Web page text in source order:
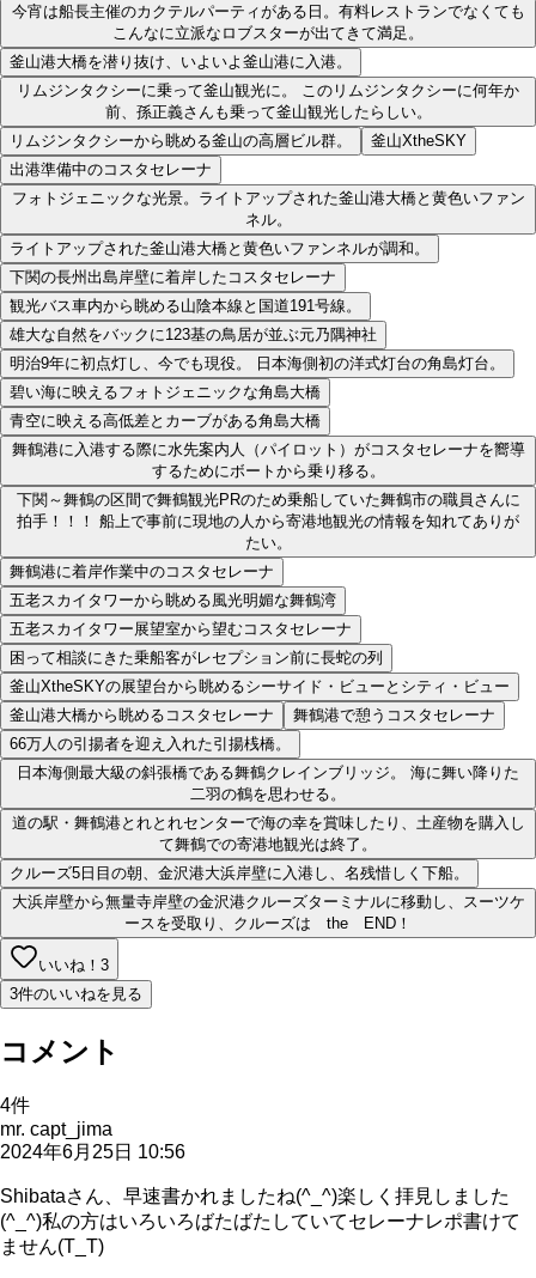
今宵は船長主催のカクテルパーティがある日。有料レストランでなくても
こんなに立派なロブスターが出てきて満足。
釜山港大橋を潜り抜け、いよいよ釜山港に入港。
リムジンタクシーに乗って釜山観光に。 このリムジンタクシーに何年か
前、孫正義さんも乗って釜山観光したらしい。
リムジンタクシーから眺める釜山の高層ビル群。
釜山XtheSKY
出港準備中のコスタセレーナ
フォトジェニックな光景。ライトアップされた釜山港大橋と黄色いファン
ネル。
ライトアップされた釜山港大橋と黄色いファンネルが調和。
下関の長州出島岸壁に着岸したコスタセレーナ
観光バス車内から眺める山陰本線と国道191号線。
雄大な自然をバックに123基の鳥居が並ぶ元乃隅神社
明治9年に初点灯し、今でも現役。 日本海側初の洋式灯台の角島灯台。
碧い海に映えるフォトジェニックな角島大橋
青空に映える高低差とカーブがある角島大橋
舞鶴港に入港する際に水先案内人（パイロット）がコスタセレーナを嚮導
するためにボートから乗り移る。
下関～舞鶴の区間で舞鶴観光PRのため乗船していた舞鶴市の職員さんに
拍手！！！ 船上で事前に現地の人から寄港地観光の情報を知れてありが
たい。
舞鶴港に着岸作業中のコスタセレーナ
五老スカイタワーから眺める風光明媚な舞鶴湾
五老スカイタワー展望室から望むコスタセレーナ
困って相談にきた乗船客がレセプション前に長蛇の列
釜山XtheSKYの展望台から眺めるシーサイド・ビューとシティ・ビュー
釜山港大橋から眺めるコスタセレーナ
舞鶴港で憩うコスタセレーナ
66万人の引揚者を迎え入れた引揚桟橋。
日本海側最大級の斜張橋である舞鶴クレインブリッジ。 海に舞い降りた
二羽の鶴を思わせる。
道の駅・舞鶴港とれとれセンターで海の幸を賞味したり、土産物を購入し
て舞鶴での寄港地観光は終了。
クルーズ5日目の朝、金沢港大浜岸壁に入港し、名残惜しく下船。
大浜岸壁から無量寺岸壁の金沢港クルーズターミナルに移動し、スーツケ
ースを受取り、クルーズは the END！
いいね！ 3
3件のいいねを見る
コメント
4件
mr. capt_jima
2024年6月25日 10:56
Shibataさん、早速書かれましたね(^_^)楽しく拝見しました
(^_^)私の方はいろいろばたばたしていてセレーナレポ書けて
ません(T_T)